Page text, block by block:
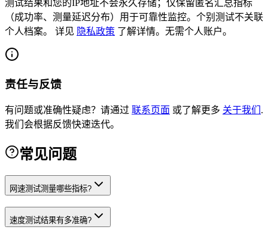
测试结果和您的IP地址不会永久存储；仅保留匿名汇总指标
（成功率、测量延迟分布）用于可靠性监控。个别测试不关联
个人档案。
详见 隐私政策 了解详情。无需个人账户。
责任与反馈
有问题或准确性疑虑？请通过 联系页面 或了解更多 关于我们 .
我们会根据反馈快速迭代。
常见问题
网速测试测量哪些指标?
速度测试结果有多准确?